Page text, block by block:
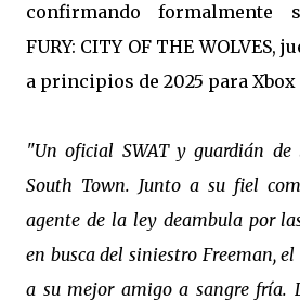
confirmando formalmente
FURY: CITY OF THE WOLVES,
a principios de 2025 para Xbox
"Un oficial SWAT y guardián
South Town. Junto a su fiel
agente de la ley deambula por
en busca del siniestro Freeman,
a su mejor amigo a sangre fría.